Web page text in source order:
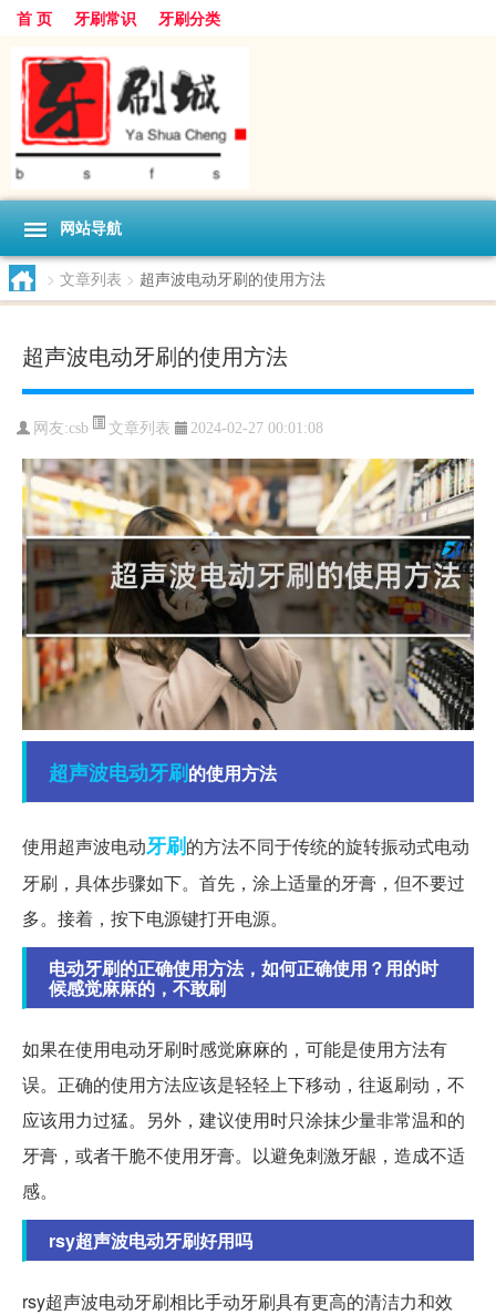
首 页 牙刷常识 牙刷分类
网站导航
> 文章列表 > 超声波电动牙刷的使用方法
超声波电动牙刷的使用方法
网友:csb 文章列表 2024-02-27 00:01:08
超声波电动牙刷的使用方法
使用超声波电动牙刷的方法不同于传统的旋转振动式电动
牙刷，具体步骤如下。首先，涂上适量的牙膏，但不要过
多。接着，按下电源键打开电源。
电动牙刷的正确使用方法，如何正确使用？用的时
候感觉麻麻的，不敢刷
如果在使用电动牙刷时感觉麻麻的，可能是使用方法有
误。正确的使用方法应该是轻轻上下移动，往返刷动，不
应该用力过猛。另外，建议使用时只涂抹少量非常温和的
牙膏，或者干脆不使用牙膏。以避免刺激牙龈，造成不适
感。
rsy超声波电动牙刷好用吗
rsy超声波电动牙刷相比手动牙刷具有更高的清洁力和效